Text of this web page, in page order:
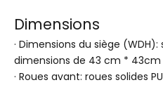
Dimensions
· Dimensions du siège
dimensions de 43 cm * 43cm
· Roues avant: roues solides